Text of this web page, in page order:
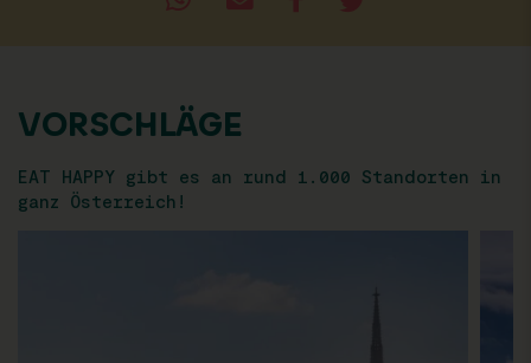
VORSCHLÄGE
EAT HAPPY gibt es an rund 1.000 Standorten in
ganz Österreich!